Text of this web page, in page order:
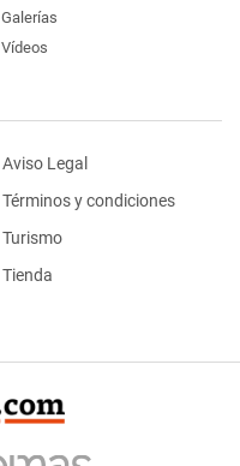
Galerías
Vídeos
Aviso Legal
Términos y condiciones
Turismo
Tienda